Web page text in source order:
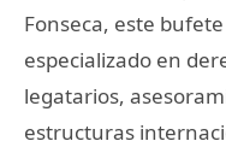
Fonseca, este
especializado en
legatarios,
estructuras